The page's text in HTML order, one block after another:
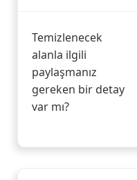
Temizlenecek
alanla ilgili
paylaşmanız
gereken bir detay
var mı?